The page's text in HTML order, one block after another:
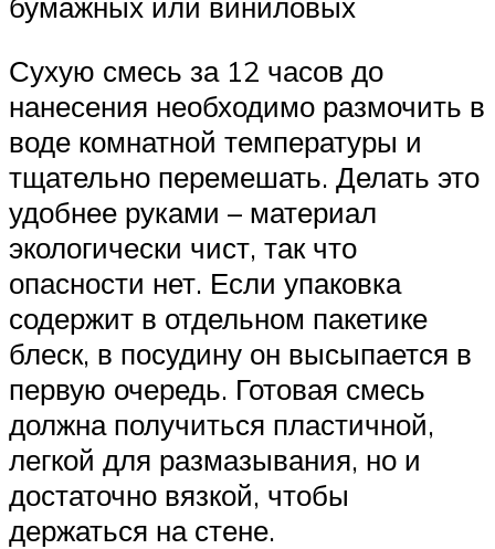
Сухую смесь за 12 часов до
нанесения необходимо размочить в
воде комнатной температуры и
тщательно перемешать. Делать это
удобнее руками – материал
экологически чист, так что
опасности нет. Если упаковка
содержит в отдельном пакетике
блеск, в посудину он высыпается в
первую очередь. Готовая смесь
должна получиться пластичной,
легкой для размазывания, но и
достаточно вязкой, чтобы
держаться на стене.